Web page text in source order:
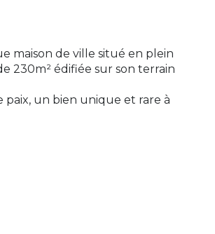
maison de ville situé en plein
230m² édifiée sur son terrain
paix, un bien unique et rare à
nobles rendant les espaces
une salle d'eau avec